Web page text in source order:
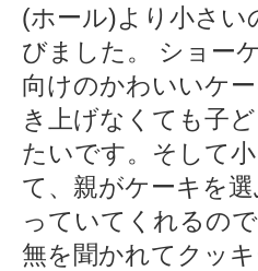
(ホール)より小さ
びました。 ショー
向けのかわいいケ
き上げなくても子
たいです。そして
て、親がケーキを
っていてくれるの
無を聞かれてクッ